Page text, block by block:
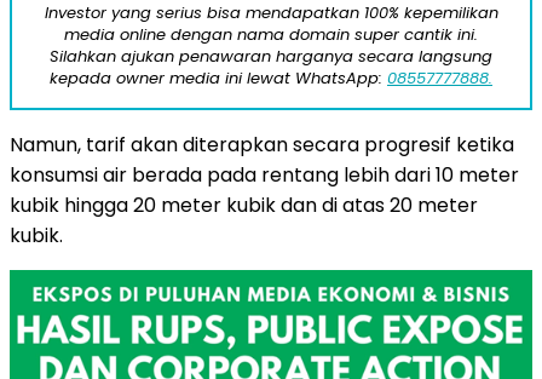
Investor yang serius bisa mendapatkan 100% kepemilikan
media online dengan nama domain super cantik ini.
Silahkan ajukan penawaran harganya secara langsung
kepada owner media ini lewat WhatsApp: 08557777888.
Namun, tarif akan diterapkan secara progresif ketika
konsumsi air berada pada rentang lebih dari 10 meter
kubik hingga 20 meter kubik dan di atas 20 meter
kubik.